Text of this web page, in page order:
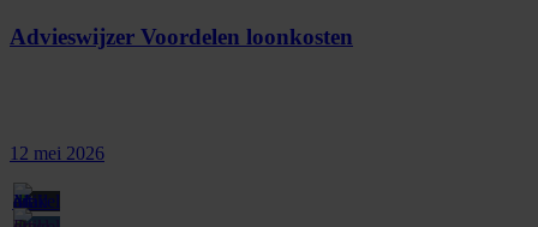
Advieswijzer Voordelen loonkosten
12 mei 2026